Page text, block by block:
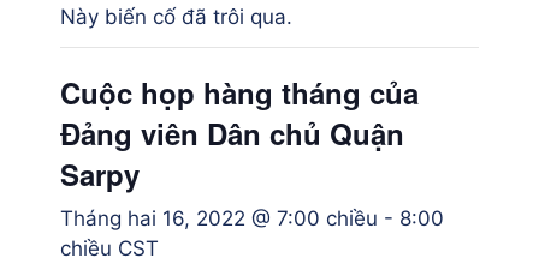
Này biến cố đã trôi qua.
Cuộc họp hàng tháng của
Đảng viên Dân chủ Quận
Sarpy
Tháng hai 16, 2022 @ 7:00 chiều - 8:00
chiều CST